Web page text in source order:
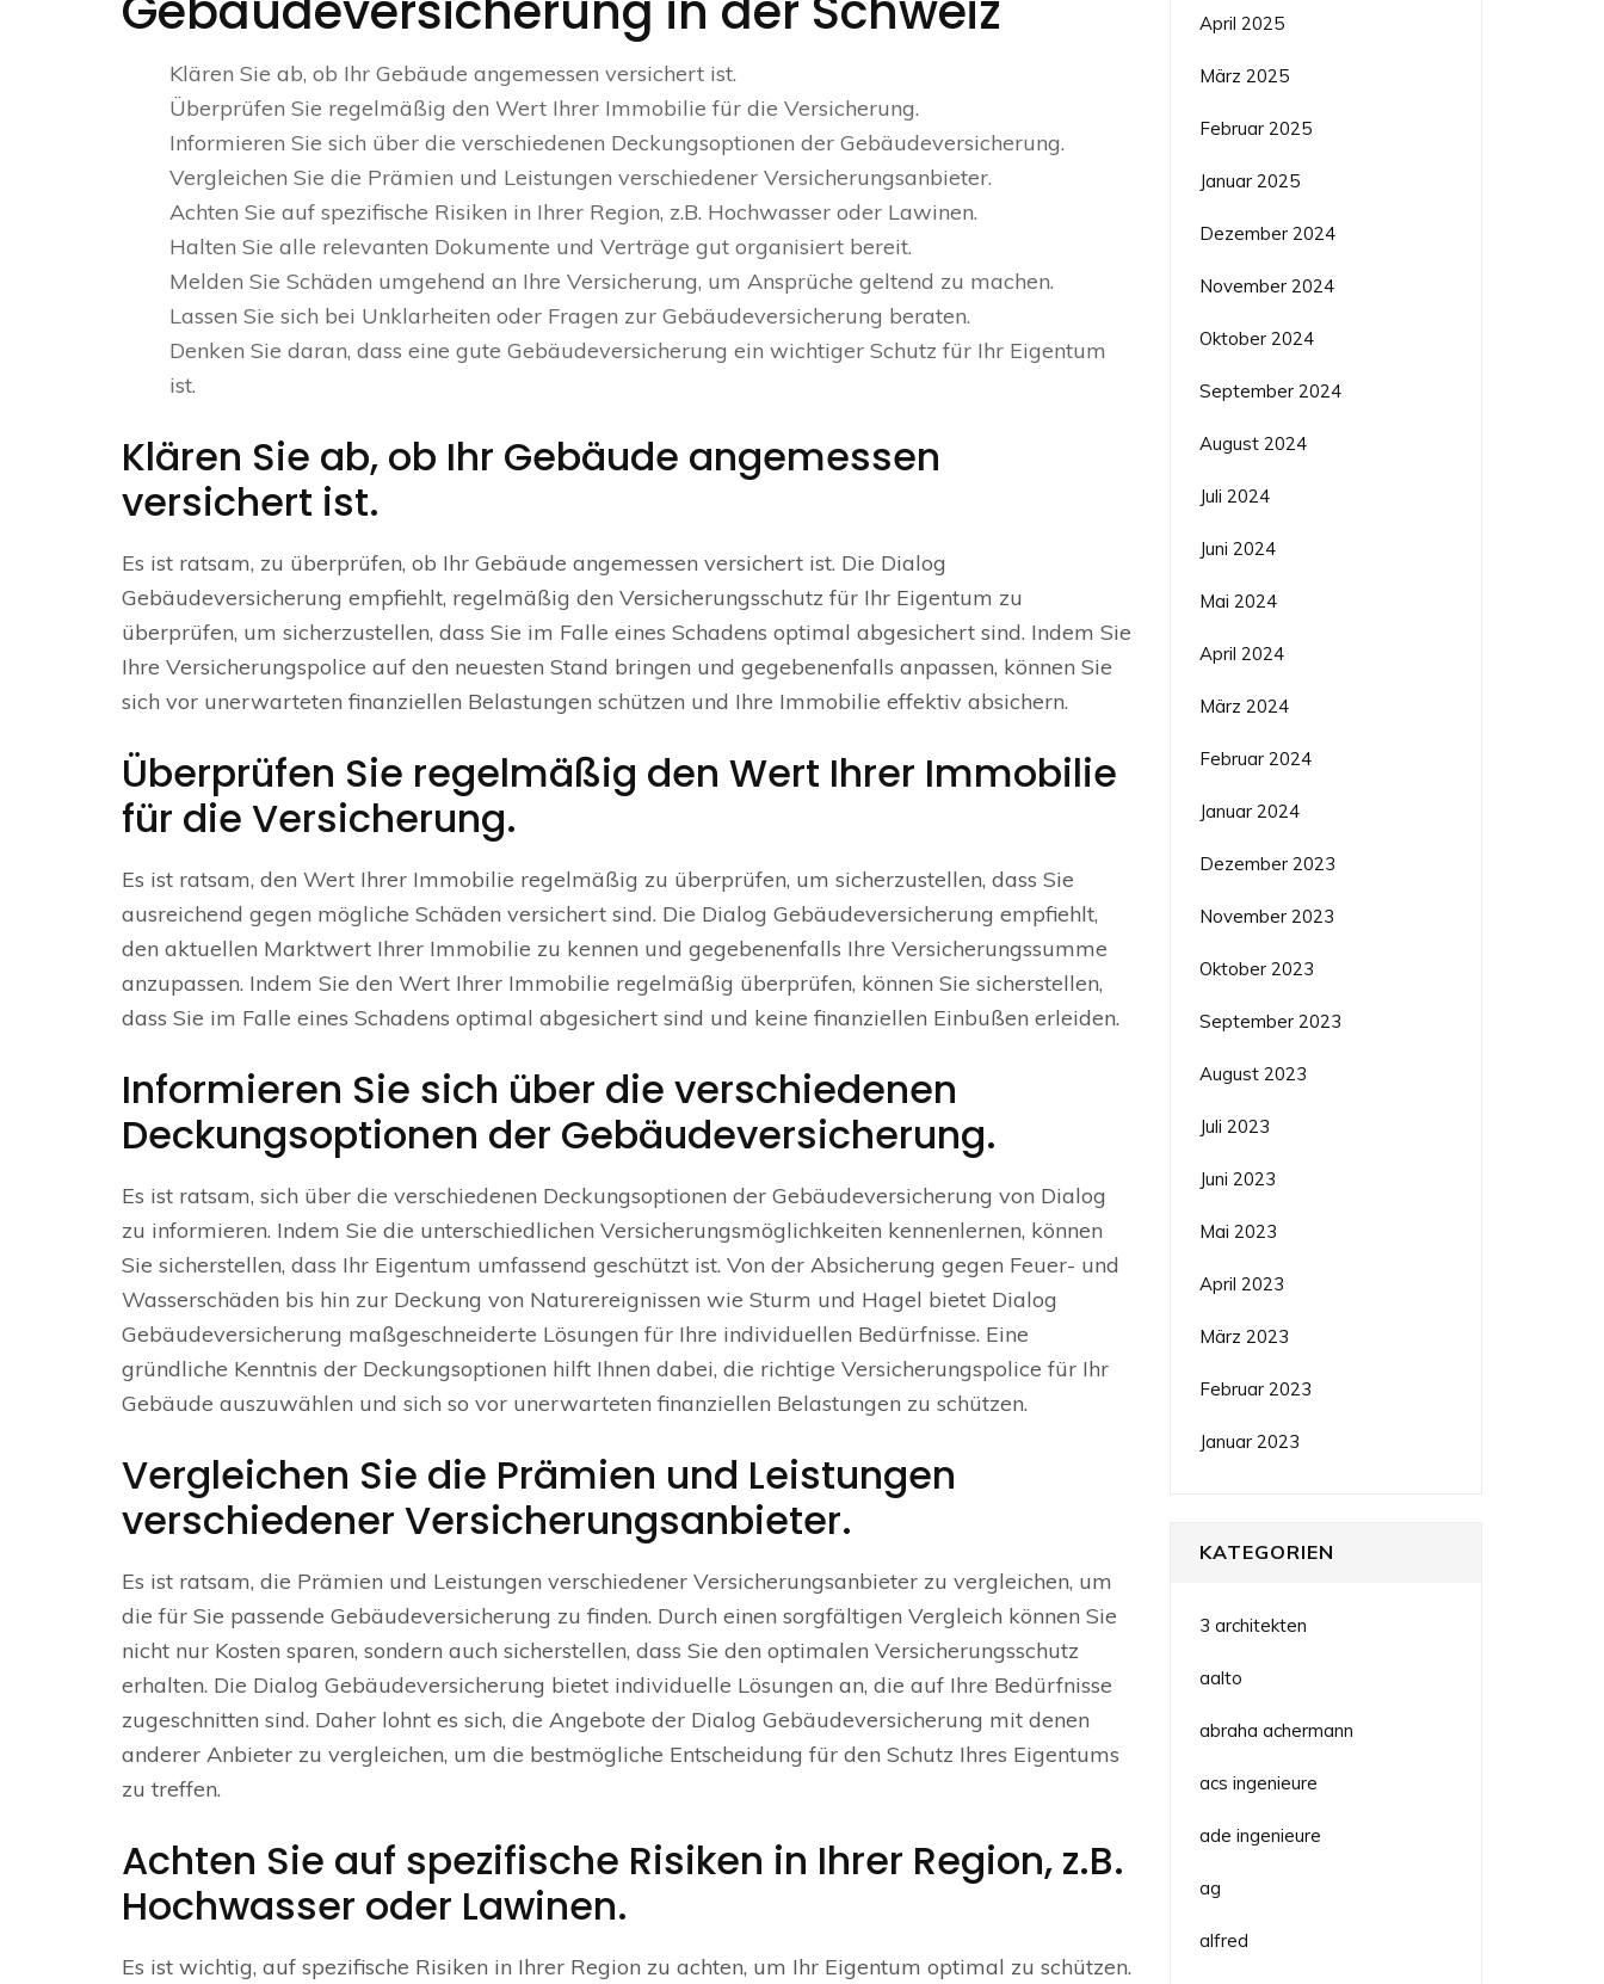
Klären Sie ab, ob Ihr Gebäude angemessen versichert ist.
Überprüfen Sie regelmäßig den Wert Ihrer Immobilie für die Versicherung.
Informieren Sie sich über die verschiedenen Deckungsoptionen der Gebäudeversicherung.
Vergleichen Sie die Prämien und Leistungen verschiedener Versicherungsanbieter.
Achten Sie auf spezifische Risiken in Ihrer Region, z.B. Hochwasser oder Lawinen.
Halten Sie alle relevanten Dokumente und Verträge gut organisiert bereit.
Melden Sie Schäden umgehend an Ihre Versicherung, um Ansprüche geltend zu machen.
Lassen Sie sich bei Unklarheiten oder Fragen zur Gebäudeversicherung beraten.
Denken Sie daran, dass eine gute Gebäudeversicherung ein wichtiger Schutz für Ihr Eigentum
ist.
Klären Sie ab, ob Ihr Gebäude angemessen
versichert ist.
Es ist ratsam, zu überprüfen, ob Ihr Gebäude angemessen versichert ist. Die Dialog
Gebäudeversicherung empfiehlt, regelmäßig den Versicherungsschutz für Ihr Eigentum zu
überprüfen, um sicherzustellen, dass Sie im Falle eines Schadens optimal abgesichert sind. Indem Sie
Ihre Versicherungspolice auf den neuesten Stand bringen und gegebenenfalls anpassen, können Sie
sich vor unerwarteten finanziellen Belastungen schützen und Ihre Immobilie effektiv absichern.
Überprüfen Sie regelmäßig den Wert Ihrer Immobilie
für die Versicherung.
Es ist ratsam, den Wert Ihrer Immobilie regelmäßig zu überprüfen, um sicherzustellen, dass Sie
ausreichend gegen mögliche Schäden versichert sind. Die Dialog Gebäudeversicherung empfiehlt,
den aktuellen Marktwert Ihrer Immobilie zu kennen und gegebenenfalls Ihre Versicherungssumme
anzupassen. Indem Sie den Wert Ihrer Immobilie regelmäßig überprüfen, können Sie sicherstellen,
dass Sie im Falle eines Schadens optimal abgesichert sind und keine finanziellen Einbußen erleiden.
Informieren Sie sich über die verschiedenen
Deckungsoptionen der Gebäudeversicherung.
Es ist ratsam, sich über die verschiedenen Deckungsoptionen der Gebäudeversicherung von Dialog
zu informieren. Indem Sie die unterschiedlichen Versicherungsmöglichkeiten kennenlernen, können
Sie sicherstellen, dass Ihr Eigentum umfassend geschützt ist. Von der Absicherung gegen Feuer- und
Wasserschäden bis hin zur Deckung von Naturereignissen wie Sturm und Hagel bietet Dialog
Gebäudeversicherung maßgeschneiderte Lösungen für Ihre individuellen Bedürfnisse. Eine
gründliche Kenntnis der Deckungsoptionen hilft Ihnen dabei, die richtige Versicherungspolice für Ihr
Gebäude auszuwählen und sich so vor unerwarteten finanziellen Belastungen zu schützen.
Vergleichen Sie die Prämien und Leistungen
verschiedener Versicherungsanbieter.
Es ist ratsam, die Prämien und Leistungen verschiedener Versicherungsanbieter zu vergleichen, um
die für Sie passende Gebäudeversicherung zu finden. Durch einen sorgfältigen Vergleich können Sie
nicht nur Kosten sparen, sondern auch sicherstellen, dass Sie den optimalen Versicherungsschutz
erhalten. Die Dialog Gebäudeversicherung bietet individuelle Lösungen an, die auf Ihre Bedürfnisse
zugeschnitten sind. Daher lohnt es sich, die Angebote der Dialog Gebäudeversicherung mit denen
anderer Anbieter zu vergleichen, um die bestmögliche Entscheidung für den Schutz Ihres Eigentums
zu treffen.
Achten Sie auf spezifische Risiken in Ihrer Region, z.B.
Hochwasser oder Lawinen.
Es ist wichtig, auf spezifische Risiken in Ihrer Region zu achten, um Ihr Eigentum optimal zu schützen.
April 2025
März 2025
Februar 2025
Januar 2025
Dezember 2024
November 2024
Oktober 2024
September 2024
August 2024
Juli 2024
Juni 2024
Mai 2024
April 2024
März 2024
Februar 2024
Januar 2024
Dezember 2023
November 2023
Oktober 2023
September 2023
August 2023
Juli 2023
Juni 2023
Mai 2023
April 2023
März 2023
Februar 2023
Januar 2023
KATEGORIEN
3 architekten
aalto
abraha achermann
acs ingenieure
ade ingenieure
ag
alfred